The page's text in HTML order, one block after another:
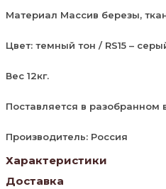
Материал Массив березы,
Цвет: темный тон / RS15 –
Вес 12кг.
Поставляется в разобранном
Производитель: Россия
Характеристики
Доставка